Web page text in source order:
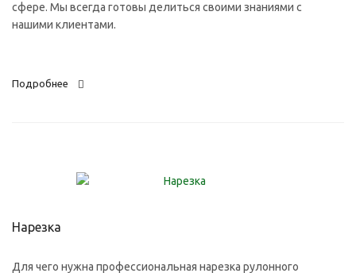
сфере. Мы всегда готовы делиться своими знаниями с
нашими клиентами.
Подробнее
Нарезка
Для чего нужна профессиональная нарезка рулонного